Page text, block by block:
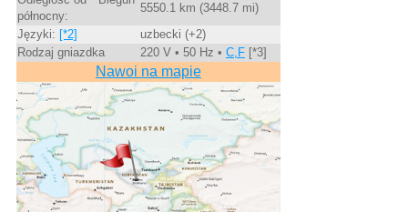
północny:
5550.1 km (3448.7 mi)
Języki: [*2]
uzbecki (+2)
Rodzaj gniazdka
220 V • 50 Hz • C,F[*3]
Nawoi na mapie